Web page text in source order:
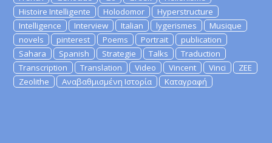
Histoire Intelligente
Holodomor
Hyperstructure
Intelligence
Interview Italian lygerismes
Musique
novels
pinterest Poems Portrait
publication
Sahara
Spanish Strategie Talks
Traduction
Transcription
Translation Video Vincent Vinci
ZEE
Zeolithe
Αναβαθμισμένη Ιστορία Καταγραφή